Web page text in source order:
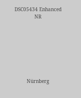
DSC05434 Enhanced
NR
Nürnberg